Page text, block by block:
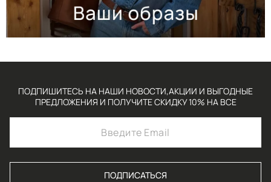
ПОДПИШИТЕСЬ НА НАШИ НОВОСТИ,АКЦИИ И ВЫГОДНЫЕ
ПРЕДЛОЖЕНИЯ И ПОЛУЧИТЕ СКИДКУ 10% НА ВСЕ
ПОДПИСАТЬСЯ